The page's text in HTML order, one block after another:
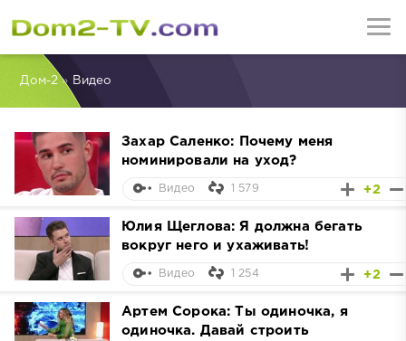
Дом-2» Видео
Захар Саленко: Почему меня
номинировали на уход?
+2
Видео 1 579
Юлия Щеглова: Я должна бегать
вокруг него и ухаживать!
+2
Видео 1 254
Артем Сорока: Ты одиночка, я
одиночка. Давай строить